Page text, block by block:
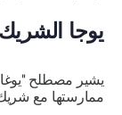
يوجا الشريك
يشير مصطلح "يوغا
ممارستها مع شريك.